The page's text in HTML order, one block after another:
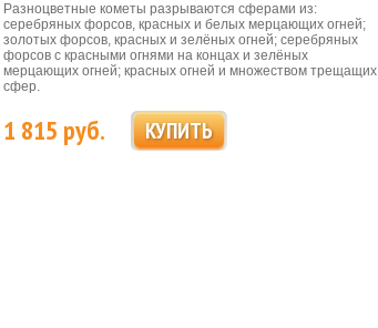
Разноцветные кометы разрываются сферами из:
серебряных форсов, красных и белых мерцающих огней;
золотых форсов, красных и зелёных огней; серебряных
форсов с красными огнями на концах и зелёных
мерцающих огней; красных огней и множеством трещащих
сфер.
КУПИТЬ
1 815 руб.